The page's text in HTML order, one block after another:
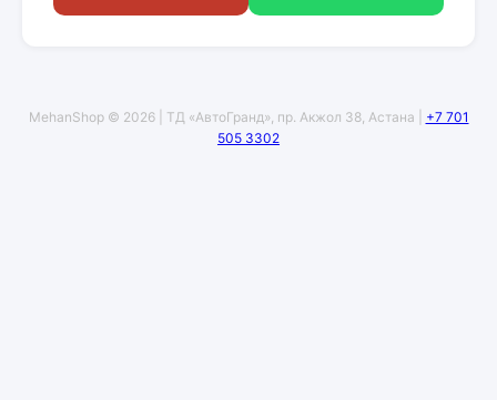
MehanShop © 2026 | ТД «АвтоГранд», пр. Акжол 38, Астана | +7 701
505 3302